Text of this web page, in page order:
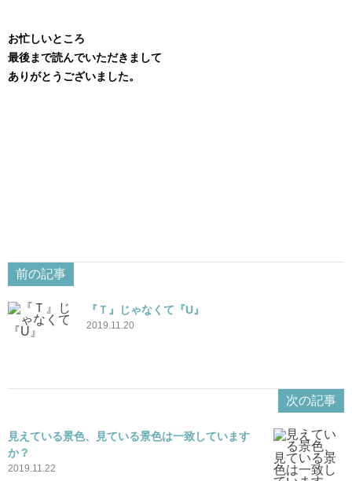
お忙しいところ
最後まで読んでいただきまして
ありがとうございました。
前の記事
『Ｔ』じゃなくて『U』
2019.11.20
次の記事
見えている景色、見ている景色は一致しています
か？
2019.11.22